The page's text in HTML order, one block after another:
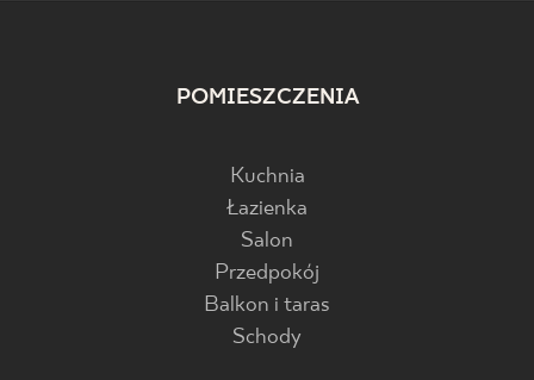
POMIESZCZENIA
Kuchnia
Łazienka
Salon
Przedpokój
Balkon i taras
Schody